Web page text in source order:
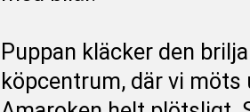
Puppan kläcker den
köpcentrum, där vi möts